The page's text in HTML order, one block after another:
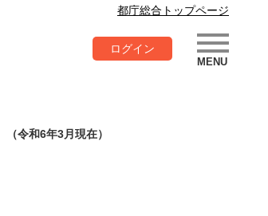
都庁総合トップページ
ログイン
（令和6年3月現在）